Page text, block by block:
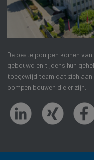
De beste pompen komen
gebouwd en tijdens hun
toegewijd team dat zich
pompen bouwen die er zijn.